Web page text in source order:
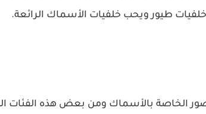
طيور ويحب خلفيات الأسماك الرائعة.
الخاصة بالأسماك ومن بعض هذه الفئات